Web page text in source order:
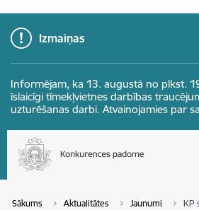
Izmaiņas
Informējam, ka 13. augustā no plkst.
īslaicīgi tīmekļvietnes darbības
uzturēšanas darbi. Atvainojamies par
Sākums Aktualitātes Jaunumi KP